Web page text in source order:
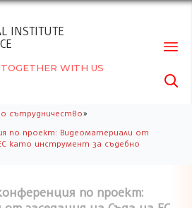
INSTITUTE
WITH US

сътрудничество»
по проект: Видеоматериали от
като инструмент за съдебно
по проект: